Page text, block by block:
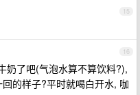
15
16
奶了吧(气泡水算不算饮料?),
的样子?平时就喝白开水, 咖